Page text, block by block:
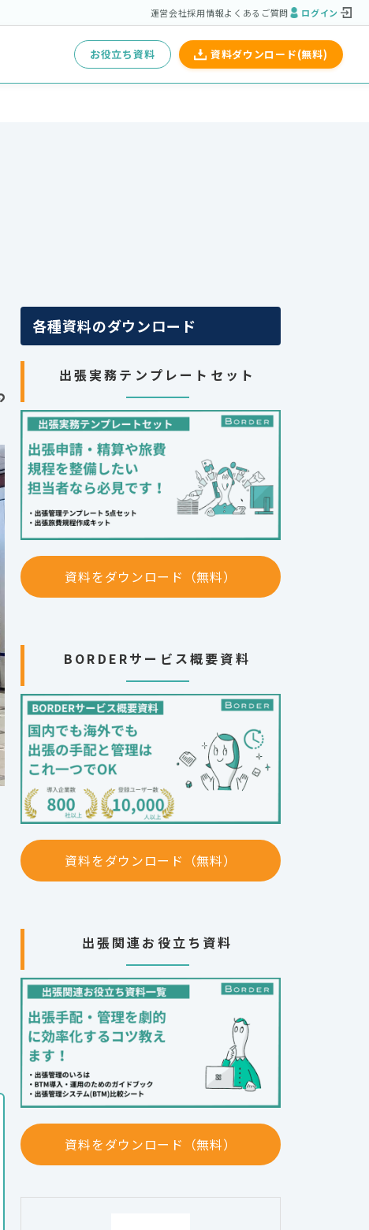
運営会社採用情報よくあるご質問 ログイン
お役立ち資料 資料ダウンロード(無料)
各種資料のダウンロード
出張実務テンプレートセット
資料をダウンロード（無料）
BORDERサービス概要資料
資料をダウンロード（無料）
出張関連お役立ち資料
資料をダウンロード（無料）